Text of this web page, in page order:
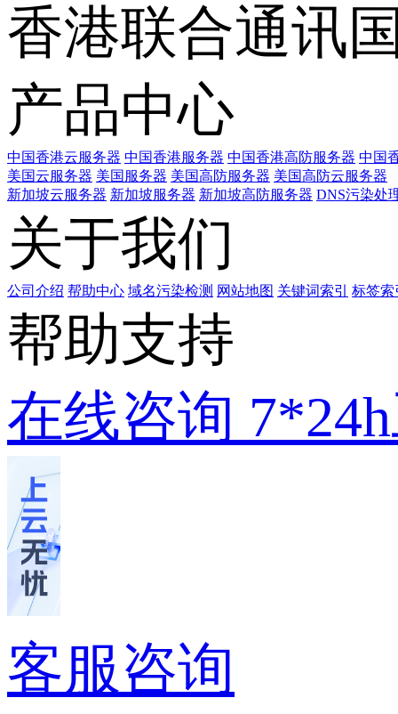
香港联合通讯
产品中心
中国香港云服务器 中国香港服务器 中国香港高防服务器 中国
美国云服务器 美国服务器 美国高防服务器 美国高防云服务器
新加坡云服务器 新加坡服务器 新加坡高防服务器 DNS污染处
关于我们
公司介绍 帮助中心 域名污染检测 网站地图 关键词索引 标签索
帮助支持
在线咨询
客服咨询